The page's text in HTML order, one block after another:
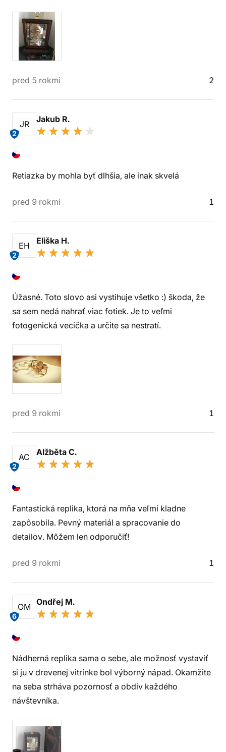
pred 5 rokmi 2
JR
2
Jakub R.
Retiazka by mohla byť dlhšia, ale inak skvelá
pred 9 rokmi 1
EH
2
Eliška H.
Úžasné. Toto slovo asi vystihuje všetko :) škoda, že
sa sem nedá nahrať viac fotiek. Je to veľmi
fotogenická vecička a určite sa nestratí.
pred 9 rokmi 1
AC
2
Alžběta C.
Fantastická replika, ktorá na mňa veľmi kladne
zapôsobila. Pevný materiál a spracovanie do
detailov. Môžem len odporučiť!
pred 9 rokmi 1
OM
6
Ondřej M.
Nádherná replika sama o sebe, ale možnosť vystaviť
si ju v drevenej vitrínke bol výborný nápad. Okamžite
na seba strháva pozornosť a obdiv každého
návštevníka.